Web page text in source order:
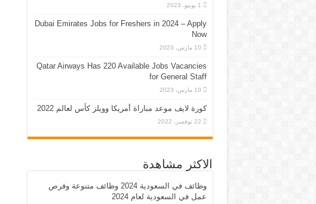
1 يونيو، 2023
Dubai Emirates Jobs for Freshers in 2024 – Apply
Now
10 مارس، 2023
Qatar Airways Has 220 Available Jobs Vacancies
for General Staff
10 مارس، 2023
كورة لايف موعد مباراة أمريكا وويلز كأس لعالم 2022
22 نوفمبر، 2022
الاكثر مشاهدة
وظائف في السعودية 2024 وظائف متنوعة وفرص
عمل في السعودية لعام 2024